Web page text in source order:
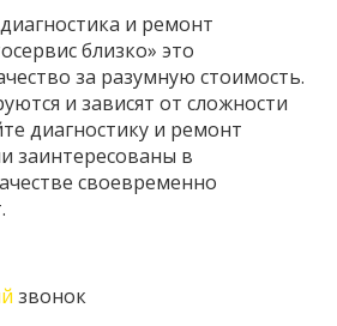
и ремонт
близко» это
за разумную стоимость.
и зависят от сложности
диагностику и ремонт
заинтересованы в
своевременно
звонок